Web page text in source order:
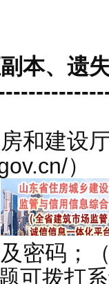
本、遗
和建设
）
及密码；
可拨打